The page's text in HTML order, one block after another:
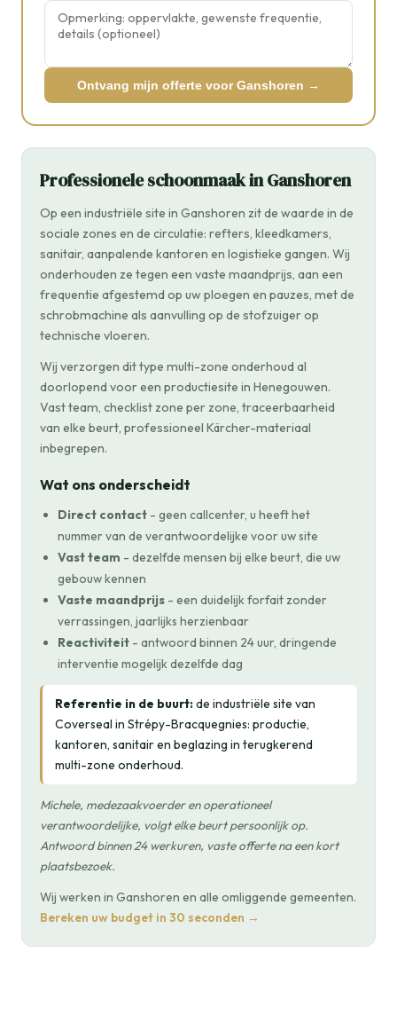
Ontvang mijn offerte voor Ganshoren →
Professionele schoonmaak in Ganshoren
Op een industriële site in Ganshoren zit de waarde in de
sociale zones en de circulatie: refters, kleedkamers,
sanitair, aanpalende kantoren en logistieke gangen. Wij
onderhouden ze tegen een vaste maandprijs, aan een
frequentie afgestemd op uw ploegen en pauzes, met de
schrobmachine als aanvulling op de stofzuiger op
technische vloeren.
Wij verzorgen dit type multi-zone onderhoud al
doorlopend voor een productiesite in Henegouwen.
Vast team, checklist zone per zone, traceerbaarheid
van elke beurt, professioneel Kärcher-materiaal
inbegrepen.
Wat ons onderscheidt
Direct contact - geen callcenter, u heeft het
nummer van de verantwoordelijke voor uw site
Vast team - dezelfde mensen bij elke beurt, die uw
gebouw kennen
Vaste maandprijs - een duidelijk forfait zonder
verrassingen, jaarlijks herzienbaar
Reactiviteit - antwoord binnen 24 uur, dringende
interventie mogelijk dezelfde dag
Referentie in de buurt:de industriële site van
Coverseal in Strépy-Bracquegnies: productie,
kantoren, sanitair en beglazing in terugkerend
multi-zone onderhoud.
Michele, medezaakvoerder en operationeel
verantwoordelijke, volgt elke beurt persoonlijk op.
Antwoord binnen 24 werkuren, vaste offerte na een kort
plaatsbezoek.
Wij werken in Ganshoren en alle omliggende gemeenten.
Bereken uw budget in 30 seconden →